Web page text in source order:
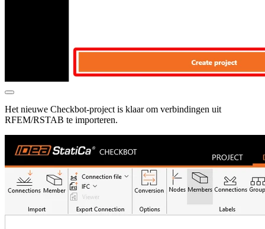
Het nieuwe Checkbot-project is klaar om verbindingen uit
RFEM/RSTAB te importeren.